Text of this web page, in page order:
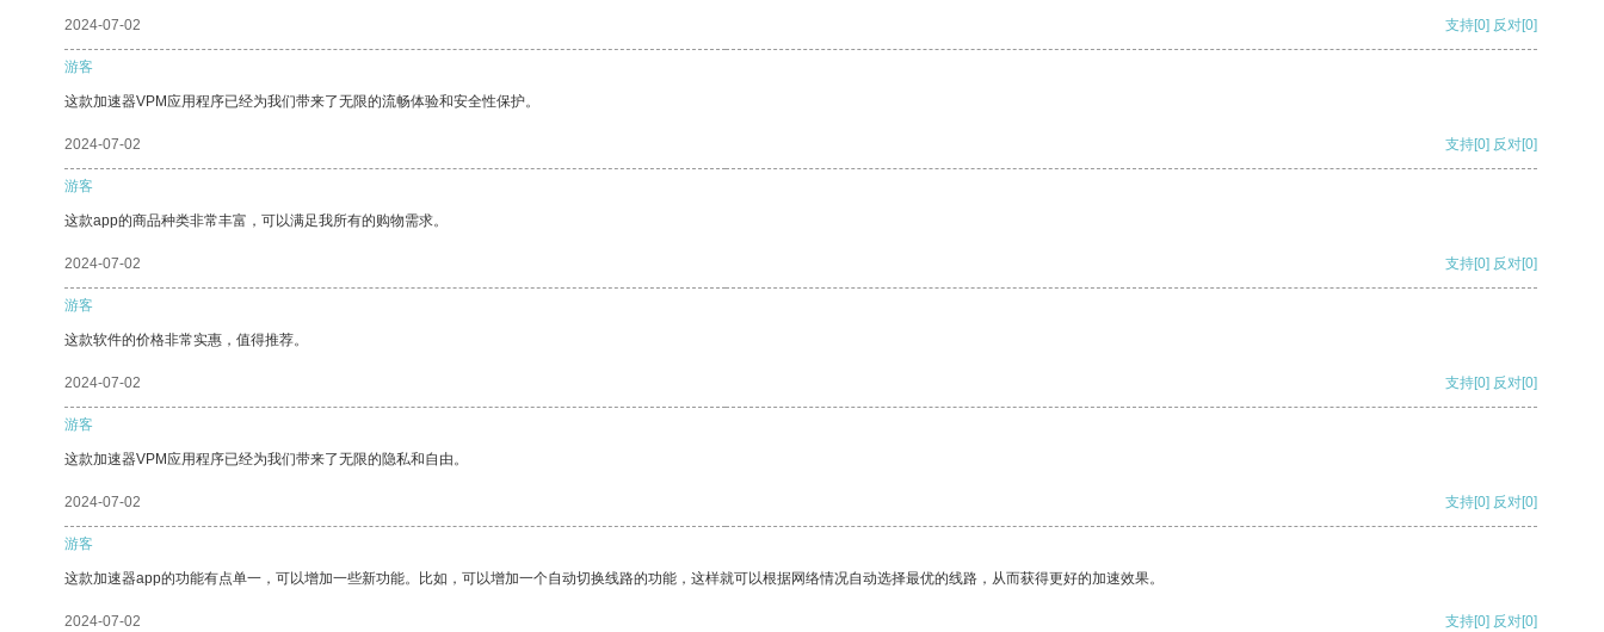
2024-07-02 支持[0] 反对[0]
游客
这款加速器VPM应用程序已经为我们带来了无限的流畅体验和安全性保护。
2024-07-02 支持[0] 反对[0]
游客
这款app的商品种类非常丰富，可以满足我所有的购物需求。
2024-07-02 支持[0] 反对[0]
游客
这款软件的价格非常实惠，值得推荐。
2024-07-02 支持[0] 反对[0]
游客
这款加速器VPM应用程序已经为我们带来了无限的隐私和自由。
2024-07-02 支持[0] 反对[0]
游客
这款加速器app的功能有点单一，可以增加一些新功能。比如，可以增加一个自动切换线路的功能，这样就可以根据网络情况自动选择最优的线路，从而获得更好的加速效果。
2024-07-02 支持[0] 反对[0]